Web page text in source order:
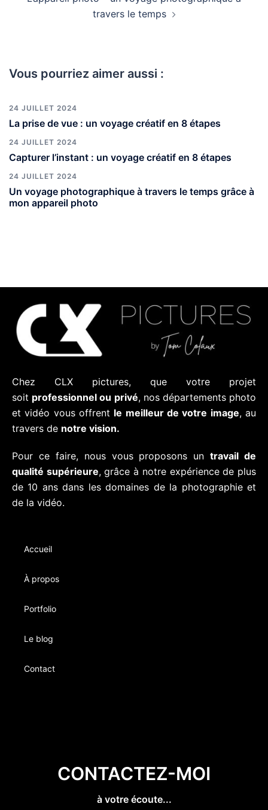
travers le temps
Vous pourriez aimer aussi :
24 JUILLET 2024
La prise de vue : un voyage créatif en 8 étapes
24 JUILLET 2024
Capturer l’instant : un voyage créatif en 8 étapes
24 JUILLET 2024
Un voyage photographique à travers le temps grâce à
mon appareil photo
Chez CLX pictures, que votre projet
soit professionnel ou privé, nos départements photo
et vidéo vous offrent le meilleur de votre image, au
travers de notre vision.
Pour ce faire, nous vous proposons untravail de
qualité supérieure, grâce à notre expérience de plus
de 10 ans dans les domaines de la photographie et
de la vidéo.
Accueil
À propos
Portfolio
Le blog
Contact
CONTACTEZ-MOI
à votre écoute...